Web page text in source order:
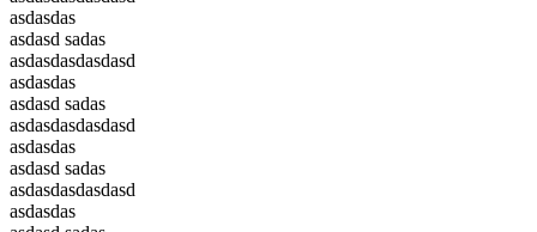
asdasdas
asdasd sadas
asdasdasdasdasd
asdasdas
asdasd sadas
asdasdasdasdasd
asdasdas
asdasd sadas
asdasdasdasdasd
asdasdas